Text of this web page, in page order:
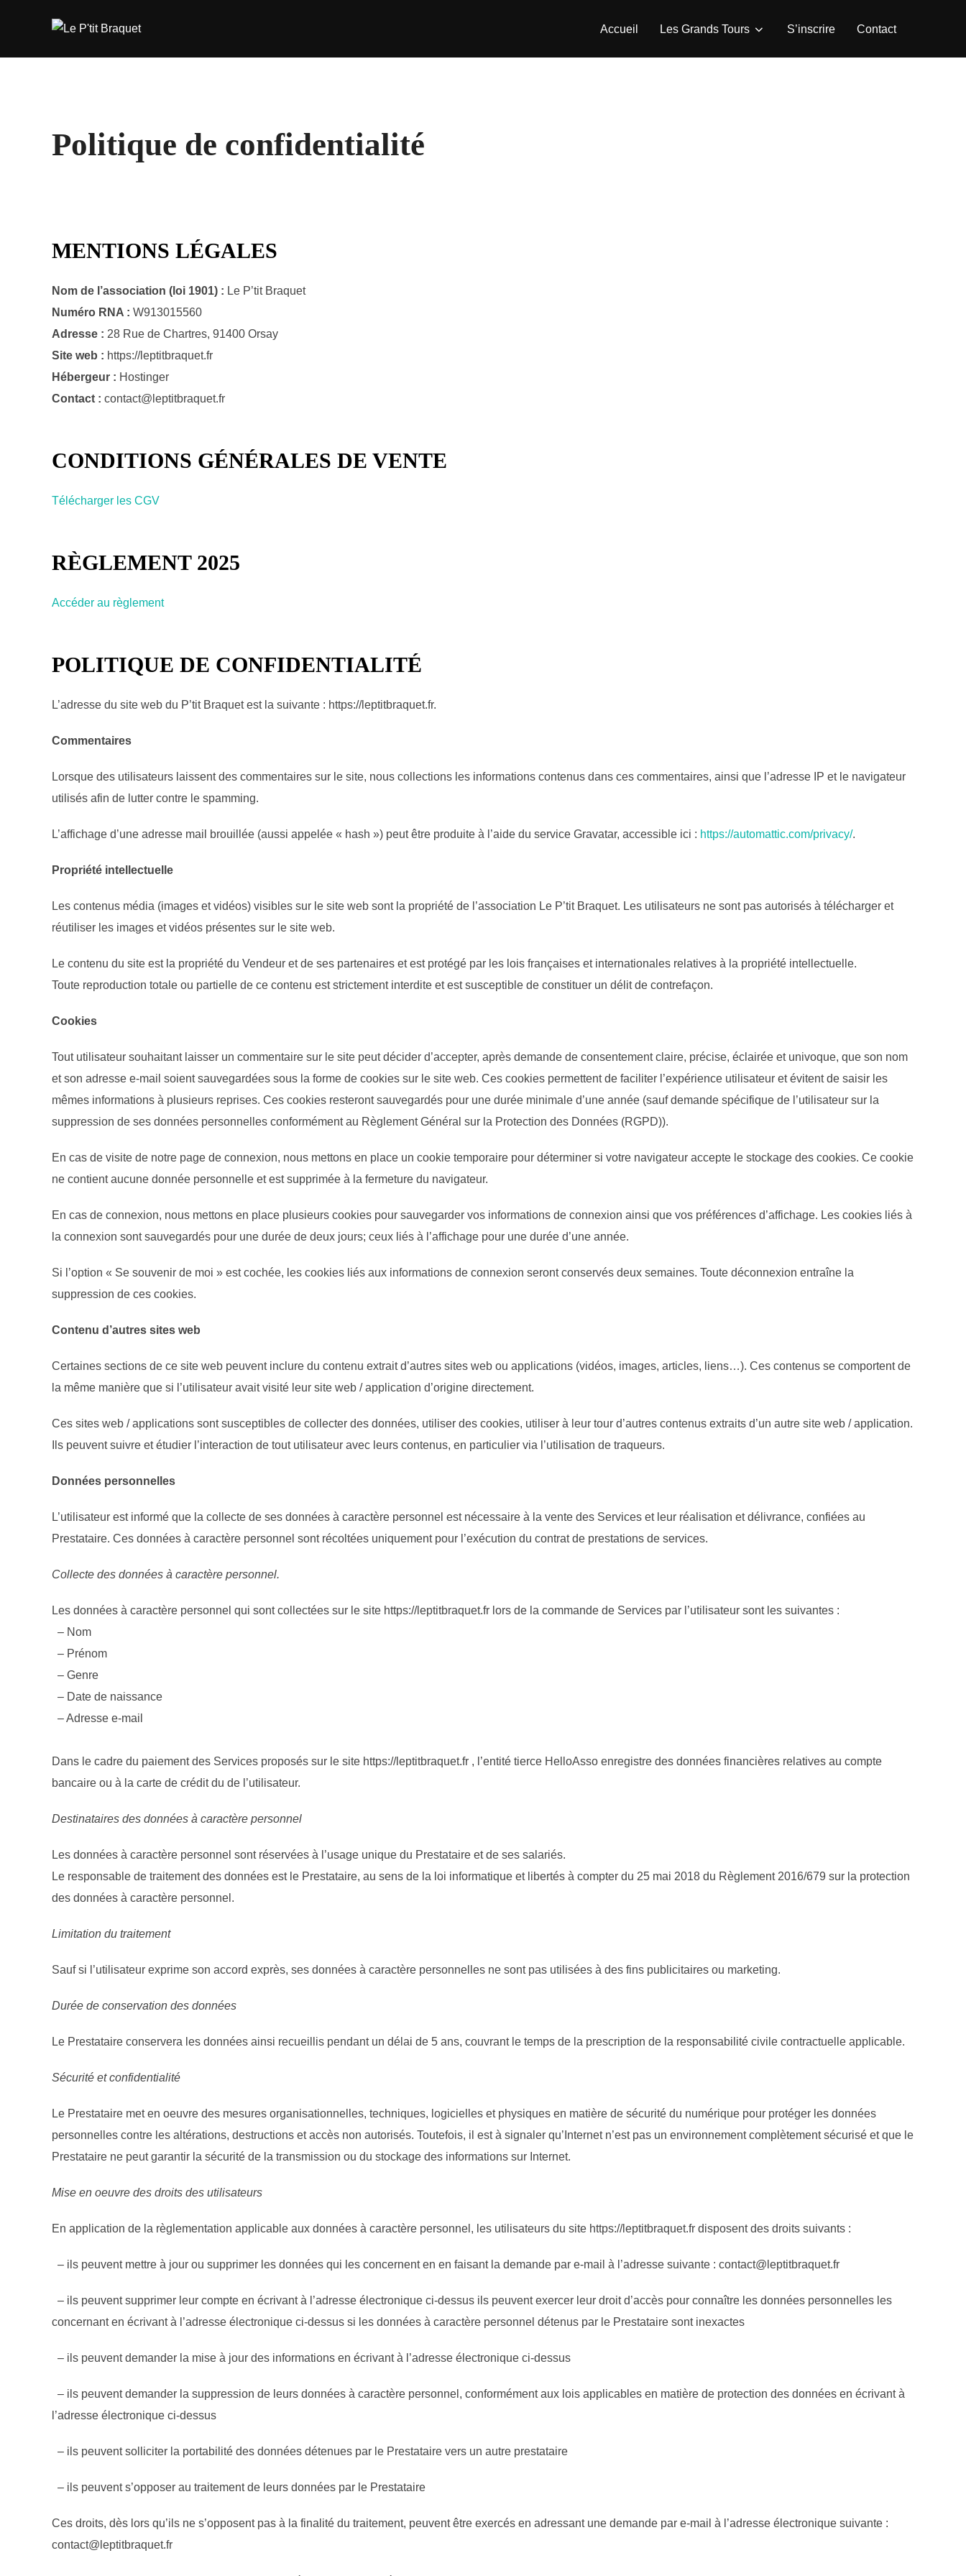
Accueil Les Grands Tours S’inscrire Contact
Politique de confidentialité
MENTIONS LÉGALES
Nom de l’association (loi 1901) : Le P’tit Braquet
Numéro RNA : W913015560
Adresse : 28 Rue de Chartres, 91400 Orsay
Site web : https://leptitbraquet.fr
Hébergeur : Hostinger
Contact : contact@leptitbraquet.fr
CONDITIONS GÉNÉRALES DE VENTE
Télécharger les CGV
RÈGLEMENT 2025
Accéder au règlement
POLITIQUE DE CONFIDENTIALITÉ
L’adresse du site web du P’tit Braquet est la suivante : https://leptitbraquet.fr.
Commentaires
Lorsque des utilisateurs laissent des commentaires sur le site, nous collections les informations contenus dans ces commentaires, ainsi que l’adresse IP et le navigateur
utilisés afin de lutter contre le spamming.
L’affichage d’une adresse mail brouillée (aussi appelée « hash ») peut être produite à l’aide du service Gravatar, accessible ici : https://automattic.com/privacy/.
Propriété intellectuelle
Les contenus média (images et vidéos) visibles sur le site web sont la propriété de l’association Le P’tit Braquet. Les utilisateurs ne sont pas autorisés à télécharger et
réutiliser les images et vidéos présentes sur le site web.
Le contenu du site est la propriété du Vendeur et de ses partenaires et est protégé par les lois françaises et internationales relatives à la propriété intellectuelle.
Toute reproduction totale ou partielle de ce contenu est strictement interdite et est susceptible de constituer un délit de contrefaçon.
Cookies
Tout utilisateur souhaitant laisser un commentaire sur le site peut décider d’accepter, après demande de consentement claire, précise, éclairée et univoque, que son nom
et son adresse e-mail soient sauvegardées sous la forme de cookies sur le site web. Ces cookies permettent de faciliter l’expérience utilisateur et évitent de saisir les
mêmes informations à plusieurs reprises. Ces cookies resteront sauvegardés pour une durée minimale d’une année (sauf demande spécifique de l’utilisateur sur la
suppression de ses données personnelles conformément au Règlement Général sur la Protection des Données (RGPD)).
En cas de visite de notre page de connexion, nous mettons en place un cookie temporaire pour déterminer si votre navigateur accepte le stockage des cookies. Ce cookie
ne contient aucune donnée personnelle et est supprimée à la fermeture du navigateur.
En cas de connexion, nous mettons en place plusieurs cookies pour sauvegarder vos informations de connexion ainsi que vos préférences d’affichage. Les cookies liés à
la connexion sont sauvegardés pour une durée de deux jours; ceux liés à l’affichage pour une durée d’une année.
Si l’option « Se souvenir de moi » est cochée, les cookies liés aux informations de connexion seront conservés deux semaines. Toute déconnexion entraîne la
suppression de ces cookies.
Contenu d’autres sites web
Certaines sections de ce site web peuvent inclure du contenu extrait d’autres sites web ou applications (vidéos, images, articles, liens…). Ces contenus se comportent de
la même manière que si l’utilisateur avait visité leur site web / application d’origine directement.
Ces sites web / applications sont susceptibles de collecter des données, utiliser des cookies, utiliser à leur tour d’autres contenus extraits d’un autre site web / application.
Ils peuvent suivre et étudier l’interaction de tout utilisateur avec leurs contenus, en particulier via l’utilisation de traqueurs.
Données personnelles
L’utilisateur est informé que la collecte de ses données à caractère personnel est nécessaire à la vente des Services et leur réalisation et délivrance, confiées au
Prestataire. Ces données à caractère personnel sont récoltées uniquement pour l’exécution du contrat de prestations de services.
Collecte des données à caractère personnel.
Les données à caractère personnel qui sont collectées sur le site https://leptitbraquet.fr lors de la commande de Services par l’utilisateur sont les suivantes :
– Nom
– Prénom
– Genre
– Date de naissance
– Adresse e-mail
Dans le cadre du paiement des Services proposés sur le site https://leptitbraquet.fr , l’entité tierce HelloAsso enregistre des données financières relatives au compte
bancaire ou à la carte de crédit du de l’utilisateur.
Destinataires des données à caractère personnel
Les données à caractère personnel sont réservées à l’usage unique du Prestataire et de ses salariés.
Le responsable de traitement des données est le Prestataire, au sens de la loi informatique et libertés à compter du 25 mai 2018 du Règlement 2016/679 sur la protection
des données à caractère personnel.
Limitation du traitement
Sauf si l’utilisateur exprime son accord exprès, ses données à caractère personnelles ne sont pas utilisées à des fins publicitaires ou marketing.
Durée de conservation des données
Le Prestataire conservera les données ainsi recueillis pendant un délai de 5 ans, couvrant le temps de la prescription de la responsabilité civile contractuelle applicable.
Sécurité et confidentialité
Le Prestataire met en oeuvre des mesures organisationnelles, techniques, logicielles et physiques en matière de sécurité du numérique pour protéger les données
personnelles contre les altérations, destructions et accès non autorisés. Toutefois, il est à signaler qu’Internet n’est pas un environnement complètement sécurisé et que le
Prestataire ne peut garantir la sécurité de la transmission ou du stockage des informations sur Internet.
Mise en oeuvre des droits des utilisateurs
En application de la règlementation applicable aux données à caractère personnel, les utilisateurs du site https://leptitbraquet.fr disposent des droits suivants :
– ils peuvent mettre à jour ou supprimer les données qui les concernent en en faisant la demande par e-mail à l’adresse suivante : contact@leptitbraquet.fr
– ils peuvent supprimer leur compte en écrivant à l’adresse électronique ci-dessus ils peuvent exercer leur droit d’accès pour connaître les données personnelles les
concernant en écrivant à l’adresse électronique ci-dessus si les données à caractère personnel détenus par le Prestataire sont inexactes
– ils peuvent demander la mise à jour des informations en écrivant à l’adresse électronique ci-dessus
– ils peuvent demander la suppression de leurs données à caractère personnel, conformément aux lois applicables en matière de protection des données en écrivant à
l’adresse électronique ci-dessus
– ils peuvent solliciter la portabilité des données détenues par le Prestataire vers un autre prestataire
– ils peuvent s’opposer au traitement de leurs données par le Prestataire
Ces droits, dès lors qu’ils ne s’opposent pas à la finalité du traitement, peuvent être exercés en adressant une demande par e-mail à l’adresse électronique suivante :
contact@leptitbraquet.fr